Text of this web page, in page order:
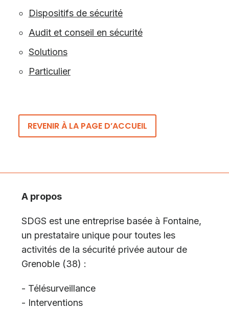
Dispositifs de sécurité
Audit et conseil en sécurité
Solutions
Particulier
REVENIR À LA PAGE D’ACCUEIL
A propos
SDGS est une entreprise basée à Fontaine,
un prestataire unique pour toutes les
activités de la sécurité privée autour de
Grenoble (38) :
- Télésurveillance
- Interventions